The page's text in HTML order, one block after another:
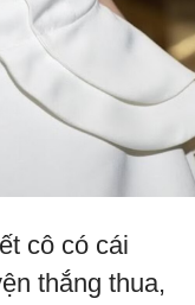
cô có cái
thắng thua,